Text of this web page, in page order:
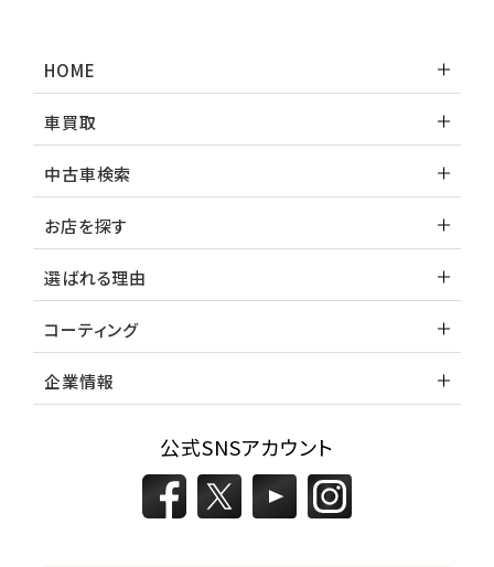
HOME
車買取
中古車検索
お店を探す
選ばれる理由
コーティング
企業情報
公式SNSアカウント